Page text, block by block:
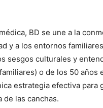
BD se une a la
y a los entornos
sesgos culturales y
o de los 50 años
estrategia efectiva para
de las canchas.